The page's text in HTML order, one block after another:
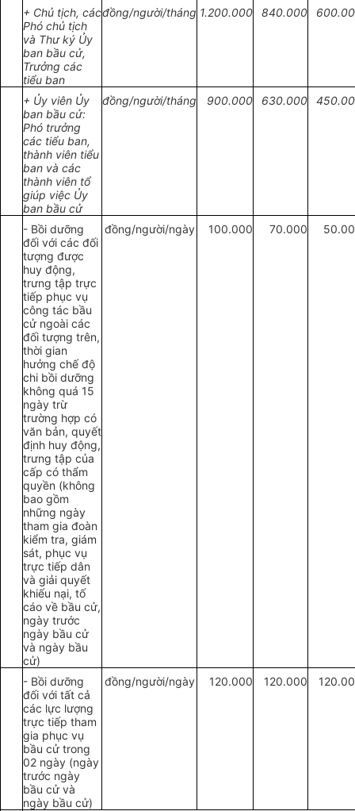
+ Chủ tịch, các
Phó chủ tịch
và Thư ký Ủy
ban bầu cử,
Trưởng các
tiểu ban
đồng/người/tháng 1.200.000 840.000
+ Ủy viên Ủy
ban bầu cử:
Phó trưởng
các tiểu ban,
thành viên tiểu
ban và các
thành viên tổ
giúp việc Ủy
ban bầu cử
đồng/người/tháng 900.000 630.000
- Bồi dưỡng
đối với các đối
tượng được
huy động,
trưng tập trực
tiếp phục vụ
công tác bầu
cử ngoài các
đối tượng trên,
thời gian
hưởng chế độ
chi bồi dưỡng
không quá 15
ngày trừ
trường hợp có
văn bản, quyết
định huy động,
trưng tập của
cấp có thẩm
quyền (không
bao gồm
những ngày
tham gia đoàn
kiểm tra, giám
sát, phục vụ
trực tiếp dân
và giải quyết
khiếu nại, tố
cáo về bầu cử,
ngày trước
ngày bầu cử
và ngày bầu
cử)
đồng/người/ngày 100.000 70.000
- Bồi dưỡng
đối với tất cả
các lực lượng
trực tiếp tham
gia phục vụ
bầu cử trong
02 ngày (ngày
trước ngày
bầu cử và
ngày bầu cử)
đồng/người/ngày 120.000 120.000